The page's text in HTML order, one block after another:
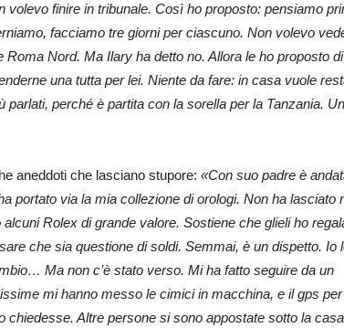
finire in tribunale. Così ho proposto: pensiamo
facciamo tre giorni per ciascuno. Non volevo
Roma Nord. Ma Ilary ha detto no. Allora le ho proposto
una tutta per lei. Niente da fare: in casa vuole
parlati, perché è partita con la sorella per la Tanzania.
aneddoti che lasciano stupore: «Con suo padre è
portato via la mia collezione di orologi. Non ha lasciato
Rolex di grande valore. Sostiene che glieli ho
che sia questione di soldi. Semmai, è un dispetto. Io
Ma non c’è stato verso. Mi ha fatto seguire da un
mi hanno messo le cimici in macchina, e il gps
chiedesse. Altre persone si sono appostate sotto la